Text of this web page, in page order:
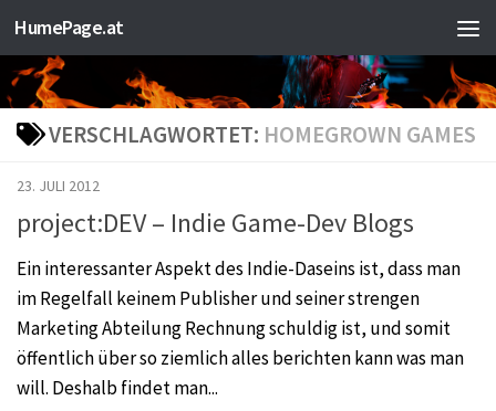
Zum Inhalt springen
HumePage.at
VERSCHLAGWORTET: HOMEGROWN GAMES
23. JULI 2012
project:DEV – Indie Game-Dev Blogs
Ein interessanter Aspekt des Indie-Daseins ist, dass man
im Regelfall keinem Publisher und seiner strengen
Marketing Abteilung Rechnung schuldig ist, und somit
öffentlich über so ziemlich alles berichten kann was man
will. Deshalb findet man...